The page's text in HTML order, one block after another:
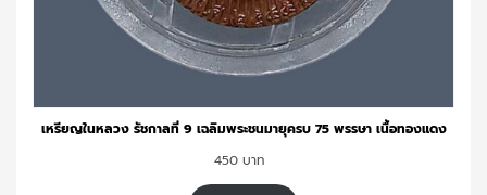
เหรียญในหลวง รัชกาลที่ 9 เฉลิมพระชนมายุครบ 75 พรรษา เนื้อทองแดง
450